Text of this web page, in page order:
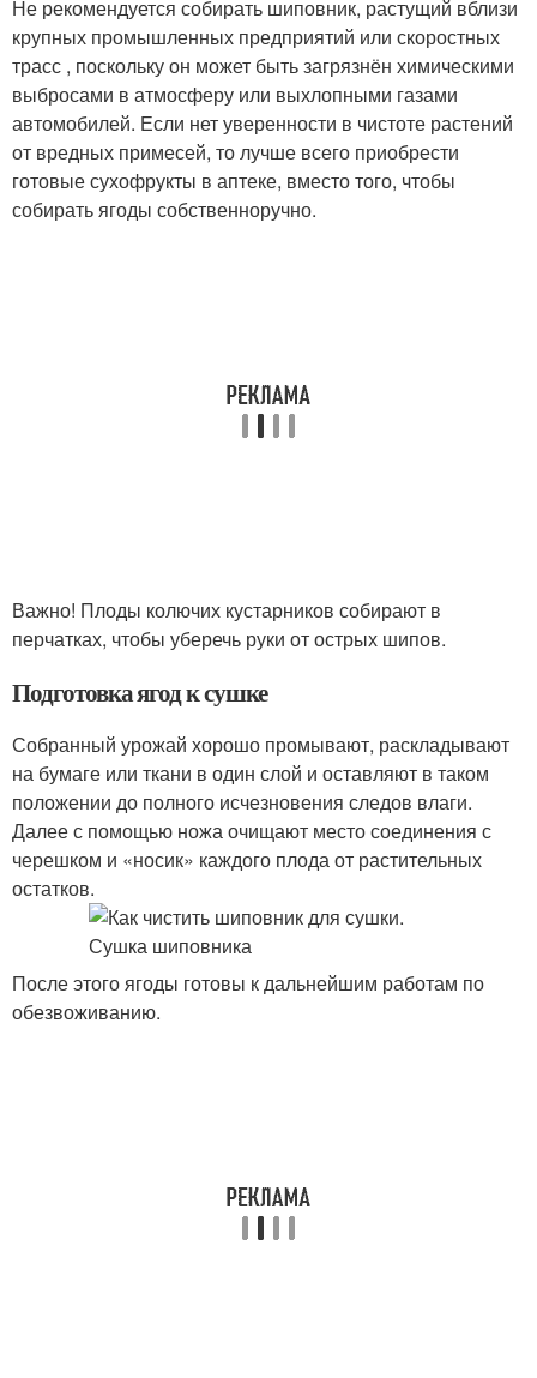
Не рекомендуется собирать шиповник, растущий вблизи
крупных промышленных предприятий или скоростных
трасс , поскольку он может быть загрязнён химическими
выбросами в атмосферу или выхлопными газами
автомобилей. Если нет уверенности в чистоте растений
от вредных примесей, то лучше всего приобрести
готовые сухофрукты в аптеке, вместо того, чтобы
собирать ягоды собственноручно.
Важно! Плоды колючих кустарников собирают в
перчатках, чтобы уберечь руки от острых шипов.
Подготовка ягод к сушке
Собранный урожай хорошо промывают, раскладывают
на бумаге или ткани в один слой и оставляют в таком
положении до полного исчезновения следов влаги.
Далее с помощью ножа очищают место соединения с
черешком и «носик» каждого плода от растительных
остатков.
После этого ягоды готовы к дальнейшим работам по
обезвоживанию.